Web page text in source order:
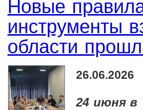
Новые
инструменты
области
26.06.2026
24 июня в